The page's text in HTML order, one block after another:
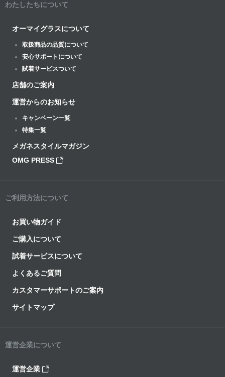
わたしたちについて
オーマイグラスについて
取扱商品の品質について
安心サポートについて
試着サービスついて
店舗のご案内
運営からのお知らせ
キャンペーン一覧
特集一覧
メガネスタイルマガジン
OMG PRESS
ご利用方法について
お買い物ガイド
ご購入について
試着サービスについて
よくあるご質問
カスタマーサポートのご案内
サイトマップ
運営企業について
運営企業